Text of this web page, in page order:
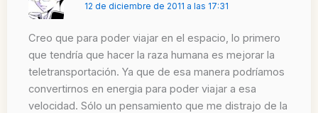
12 de diciembre de 2011 a las 17:31
Creo que para poder viajar en el espacio, lo primero
que tendría que hacer la raza humana es mejorar la
teletransportación. Ya que de esa manera podríamos
convertirnos en energia para poder viajar a esa
velocidad. Sólo un pensamiento que me distrajo de la